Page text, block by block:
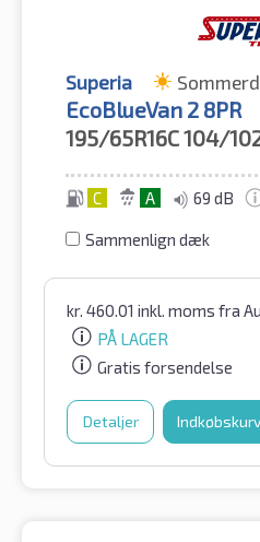
Superia
EcoBlueVan 2 8PR
195/65R16C104/
C A 69 dB
Sammenlign dæk
kr. 460.01 inkl. moms fra
PÅ LAGER
Gratis forsendelse
Detaljer Indkøbskurv